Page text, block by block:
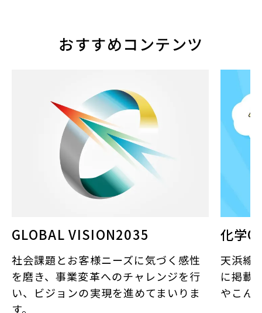
おすすめコンテンツ
GLOBAL VISION2035
社会課題とお客様ニーズに気づく感性
を磨き、事業変革へのチャレンジを行
い、ビジョンの実現を進めてまいりま
す。
化学
天浜線
に掲載
やこん